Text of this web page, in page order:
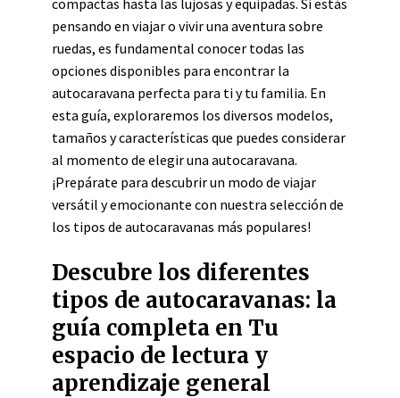
compactas hasta las lujosas y equipadas. Si estás
pensando en viajar o vivir una aventura sobre
ruedas, es fundamental conocer todas las
opciones disponibles para encontrar la
autocaravana perfecta para ti y tu familia. En
esta guía, exploraremos los diversos modelos,
tamaños y características que puedes considerar
al momento de elegir una autocaravana.
¡Prepárate para descubrir un modo de viajar
versátil y emocionante con nuestra selección de
los tipos de autocaravanas más populares!
Descubre los diferentes
tipos de autocaravanas: la
guía completa en Tu
espacio de lectura y
aprendizaje general